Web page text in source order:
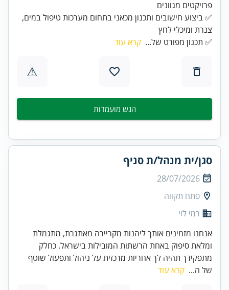
✅ ביצוע חישובים ותכנון מכאני בתחום מערכות טיפול במים,
צנרת ומיכלי לחץ
✅ תכנון מפורט של... קרא עוד
⚠
הגש מועמדות
סגן/ית מנהל/ת סניף
28/07/2026
פתח תקווה
רמי לוי
אנחנו מזמינים אותך ליהנות מקריירה מאתגרת, מתגמלת
ומלאת סיפוק באחת הרשתות המובילות בישראל. כחלק
מתפקידך תהיה לך אחריות מרכזית על ניהול ותפעול שוטף
של ה... קרא עוד